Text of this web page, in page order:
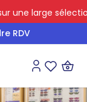
large sélection
RDV
Connexion